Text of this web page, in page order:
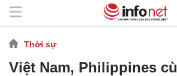
Thời sự
Việt Nam, Philippines